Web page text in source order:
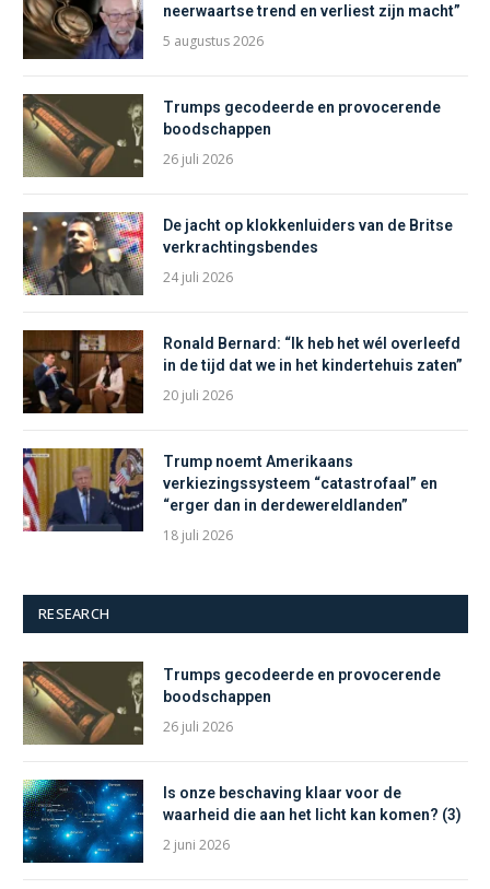
neerwaartse trend en verliest zijn macht”
5 augustus 2026
Trumps gecodeerde en provocerende
boodschappen
26 juli 2026
De jacht op klokkenluiders van de Britse
verkrachtingsbendes
24 juli 2026
Ronald Bernard: “Ik heb het wél overleefd
in de tijd dat we in het kindertehuis zaten”
20 juli 2026
Trump noemt Amerikaans
verkiezingssysteem “catastrofaal” en
“erger dan in derdewereldlanden”
18 juli 2026
RESEARCH
Trumps gecodeerde en provocerende
boodschappen
26 juli 2026
Is onze beschaving klaar voor de
waarheid die aan het licht kan komen? (3)
2 juni 2026